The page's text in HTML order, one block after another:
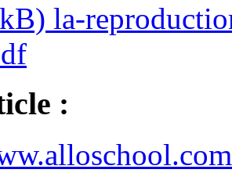
la-
: